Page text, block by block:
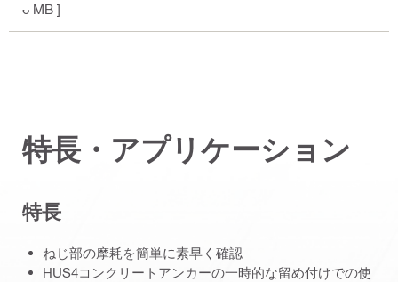
6 MB ]
特長・アプリケーション
特長
ねじ部の摩耗を簡単に素早く確認
HUS4コンクリートアンカーの一時的な留め付けでの使